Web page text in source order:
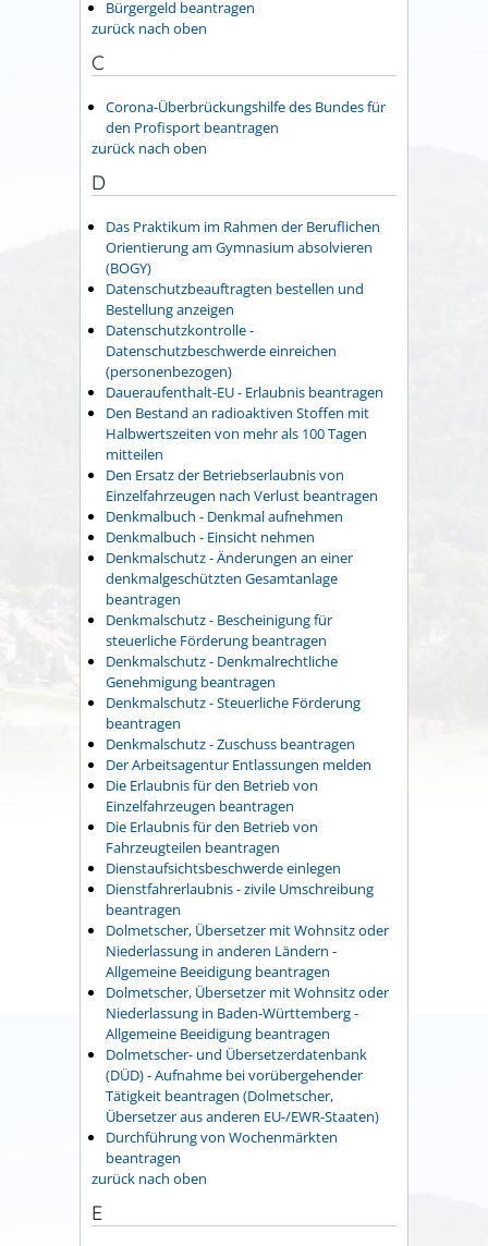
Bürgergeld beantragen
zurück nach oben
C
Corona-Überbrückungshilfe des Bundes für
den Profisport beantragen
zurück nach oben
D
Das Praktikum im Rahmen der Beruflichen
Orientierung am Gymnasium absolvieren
(BOGY)
Datenschutzbeauftragten bestellen und
Bestellung anzeigen
Datenschutzkontrolle -
Datenschutzbeschwerde einreichen
(personenbezogen)
Daueraufenthalt-EU - Erlaubnis beantragen
Den Bestand an radioaktiven Stoffen mit
Halbwertszeiten von mehr als 100 Tagen
mitteilen
Den Ersatz der Betriebserlaubnis von
Einzelfahrzeugen nach Verlust beantragen
Denkmalbuch - Denkmal aufnehmen
Denkmalbuch - Einsicht nehmen
Denkmalschutz - Änderungen an einer
denkmalgeschützten Gesamtanlage
beantragen
Denkmalschutz - Bescheinigung für
steuerliche Förderung beantragen
Denkmalschutz - Denkmalrechtliche
Genehmigung beantragen
Denkmalschutz - Steuerliche Förderung
beantragen
Denkmalschutz - Zuschuss beantragen
Der Arbeitsagentur Entlassungen melden
Die Erlaubnis für den Betrieb von
Einzelfahrzeugen beantragen
Die Erlaubnis für den Betrieb von
Fahrzeugteilen beantragen
Dienstaufsichtsbeschwerde einlegen
Dienstfahrerlaubnis - zivile Umschreibung
beantragen
Dolmetscher, Übersetzer mit Wohnsitz oder
Niederlassung in anderen Ländern -
Allgemeine Beeidigung beantragen
Dolmetscher, Übersetzer mit Wohnsitz oder
Niederlassung in Baden-Württemberg -
Allgemeine Beeidigung beantragen
Dolmetscher- und Übersetzerdatenbank
(DÜD) - Aufnahme bei vorübergehender
Tätigkeit beantragen (Dolmetscher,
Übersetzer aus anderen EU-/EWR-Staaten)
Durchführung von Wochenmärkten
beantragen
zurück nach oben
E